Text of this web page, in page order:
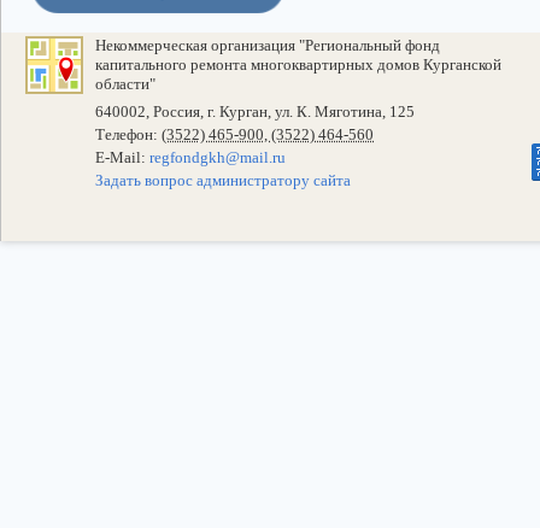
Некоммерческая организация "Региональный фонд
капитального ремонта многоквартирных домов Курганской
области"
640002, Россия, г. Курган, ул. К. Мяготина, 125
Телефон: (3522) 465-900, (3522) 464-560
E-Mail: regfondgkh@mail.ru
Задать вопрос администратору сайта